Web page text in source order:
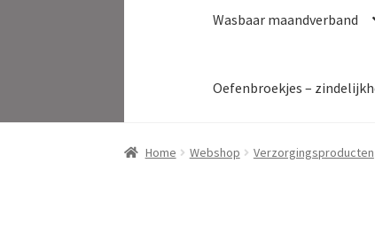
Wasbaar maandverband
Oefenbroekjes –
Home Webshop Verzorgingsproducten